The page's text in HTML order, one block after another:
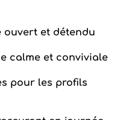
ouvert et détendu
calme et conviviale
pour les profils